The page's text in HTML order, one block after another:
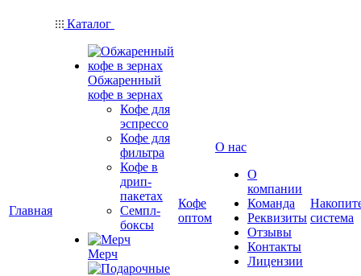
Главная
Каталог
Обжаренный
кофе в зернах
Кофе для
эспрессо
Кофе для
фильтра
Кофе в
дрип-
пакетах
Семпл-
боксы
Мерч
Кофе
оптом
О нас
О
компании
Команда
Реквизиты
Отзывы
Контакты
Лицензии
система